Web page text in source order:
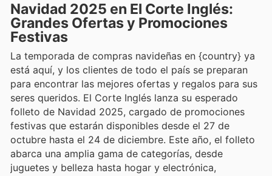
Navidad 2025 en El Corte Inglés:
Grandes Ofertas y Promociones
Festivas
La temporada de compras navideñas en {country} ya
está aquí, y los clientes de todo el país se preparan
para encontrar las mejores ofertas y regalos para sus
seres queridos. El Corte Inglés lanza su esperado
folleto de Navidad 2025, cargado de promociones
festivas que estarán disponibles desde el 27 de
octubre hasta el 24 de diciembre. Este año, el folleto
abarca una amplia gama de categorías, desde
juguetes y belleza hasta hogar y electrónica,